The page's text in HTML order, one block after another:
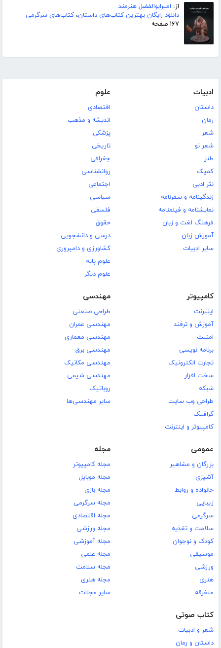
از: امیرابوالفضل هنرمند
دانلود رایگان بهترین کتاب‌های داستان، کتاب‌های سرگرمی
۱۶۷ صفحه
ادبیات
داستان
رمان
شعر
شعر نو
طنز
کمیک
نثر ادبی
زندگینامه و سفرنامه
نمایشنامه و فیلمنامه
فرهنگ لغت و زبان
آموزش زبان
سایر ادبیات
علوم
اقتصادی
اندیشه و مذهب
پزشکی
تاریخی
جغرافی
روانشناسی
اجتماعی
سیاسی
فلسفی
حقوق
درسی و دانشجویی
کشاورزی و دامپروری
علوم پایه
علوم دیگر
کامپیوتر
اینترنت
آموزش و ترفند
امنیت
برنامه نویسی
تجارت الکترونیک
سخت افزار
شبکه
طراحی وب سایت
گرافیک
کامپیوتر و اینترنت
مهندسی
طراحی صنعتی
مهندسی عمران
مهندسی معماری
مهندسی برق
مهندسی مکانیک
مهندسی شیمی
روباتیک
سایر مهندسی‌ها
عمومی
بزرگان و مشاهیر
آشپزی
خانواده و روابط
زیبایی
سرگرمی
سلامت و تغذیه
کودک و نوجوان
موسیقی
ورزشی
هنری
متفرقه
مجله
مجله کامپیوتر
مجله موبایل
مجله بازی
مجله سرگرمی
مجله اقتصادی
مجله ورزشی
مجله آموزشی
مجله علمی
مجله سلامت
مجله هنری
سایر مجلات
کتاب صوتی
شعر و ادبیات
داستان و رمان